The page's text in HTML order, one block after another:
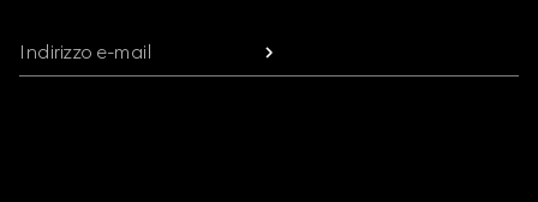
Indirizzo e-mail